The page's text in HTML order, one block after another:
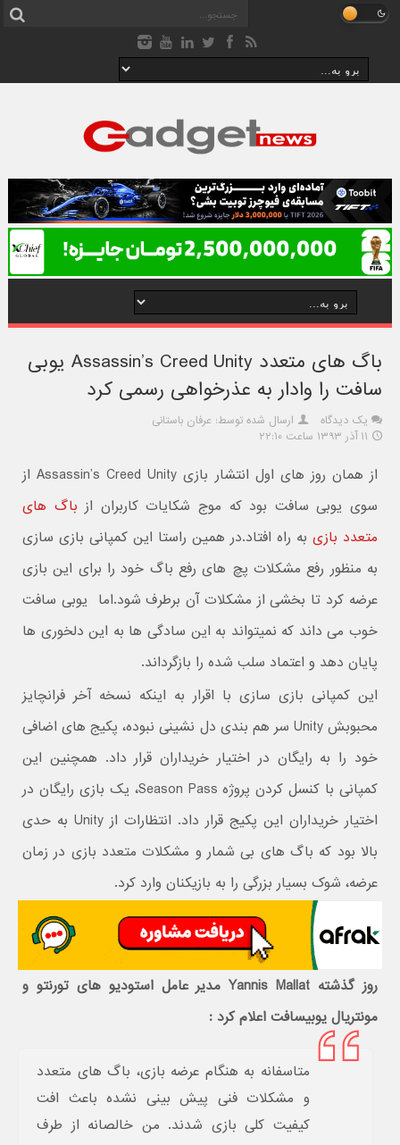
باگ های متعدد Assassin’s Creed Unity یوبی
سافت را وادار به عذرخواهی رسمی کرد
یک دیدگاه
ارسال شده توسط: عرفان باستانی
۱۱ آذر ۱۳۹۳ ساعت ۲۲:۱۰
از همان روز های اول انتشار بازی Assassin’s Creed Unity از
سوی یوبی سافت بود که موج شکایات کاربران از باگ های
متعدد بازی به راه افتاد.در همین راستا این کمپانی بازی سازی
به منظور رفع مشکلات پچ های رفع باگ خود را برای این بازی
عرضه کرد تا بخشی از مشکلات آن برطرف شود.اما یوبی سافت
خوب می داند که نمیتواند به این سادگی ها به این دلخوری ها
پایان دهد و اعتماد سلب شده را بازگرداند.
این کمپانی بازی سازی با اقرار به اینکه نسخه آخر فرانچایز
محبوبش Unity سر هم بندی دل نشینی نبوده، پکیج های اضافی
خود را به رایگان در اختیار خریداران قرار داد. همچنین این
کمپانی با کنسل کردن پروژه Season Pass، یک بازی رایگان در
اختیار خریداران این پکیج قرار داد. انتظارات از Unity به حدی
بالا بود که باگ های بی شمار و مشکلات متعدد بازی در زمان
عرضه، شوک بسیار بزرگی را به بازیکنان وارد کرد.
روز گذشته Yannis Mallat مدیر عامل استودیو های تورنتو و
مونتریال یوبیسافت اعلام کرد :
متاسفانه به هنگام عرضه بازی، باگ های متعدد
و مشکلات فنی پیش بینی نشده باعث افت
کیفیت کلی بازی شدند. من خالصانه از طرف